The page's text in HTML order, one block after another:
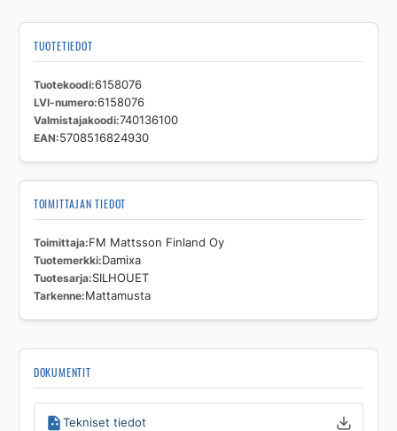
TUOTETIEDOT
Tuotekoodi 6158076
LVI-numero 6158076
Valmistajakoodi 740136100
EAN 5708516824930
TOIMITTAJAN TIEDOT
Toimittaja FM Mattsson Finland Oy
Tuotemerkki Damixa
Tuotesarja SILHOUET
Tarkenne Mattamusta
DOKUMENTIT
Tekniset tiedot